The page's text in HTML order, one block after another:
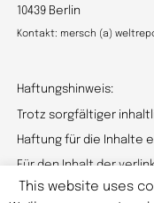
10439 Berlin
Kontakt: mersch (a)
Haftungshinweis:
Trotz sorgfältiger
Haftung für die Inhalte
Für den Inhalt der
Betreiber
This website uses